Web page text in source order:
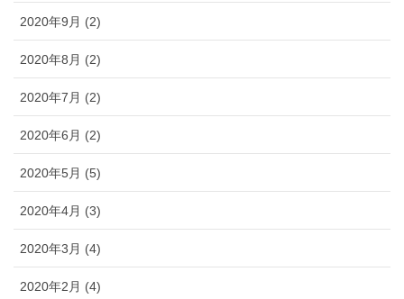
2020年9月 (2)
2020年8月 (2)
2020年7月 (2)
2020年6月 (2)
2020年5月 (5)
2020年4月 (3)
2020年3月 (4)
2020年2月 (4)